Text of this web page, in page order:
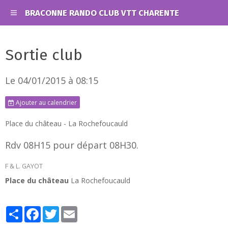
BRACONNE RANDO CLUB VTT CHARENTE
Sortie club
Le 04/01/2015 à 08:15
Ajouter au calendrier
Place du château - La Rochefoucauld
Rdv 08H15 pour départ 08H30.
F & L. GAYOT
Place du château La Rochefoucauld
PartagerFacebook
Twitter